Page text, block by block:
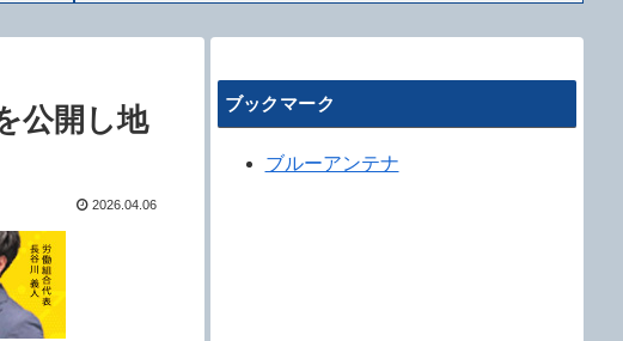
公開し地
2026.04.06
ブックマーク
ブルーアンテナ